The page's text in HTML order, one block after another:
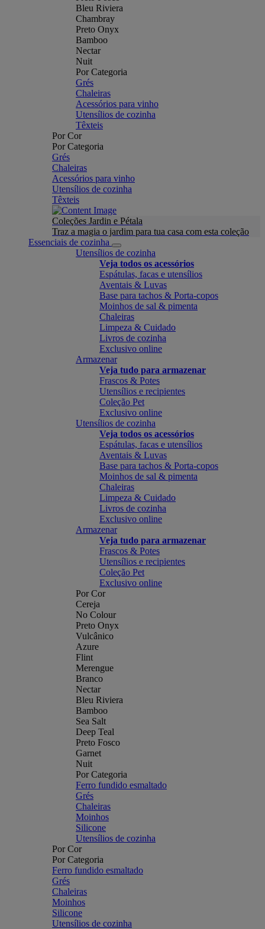
Bleu Riviera
Chambray
Preto Onyx
Bamboo
Nectar
Nuit
Por Categoria
Grés
Chaleiras
Acessórios para vinho
Utensílios de cozinha
Têxteis
Por Cor
Por Categoria
Grés
Chaleiras
Acessórios para vinho
Utensílios de cozinha
Têxteis
Coleções Jardin e Pétala
Traz a magia o jardim para tua casa com esta coleção
Essenciais de cozinha
Utensílios de cozinha
Veja todos os acessórios
Espátulas, facas e utensílios
Aventais & Luvas
Base para tachos & Porta-copos
Moinhos de sal & pimenta
Chaleiras
Limpeza & Cuidado
Livros de cozinha
Exclusivo online
Armazenar
Veja tudo para armazenar
Frascos & Potes
Utensílios e recipientes
Coleção Pet
Exclusivo online
Utensílios de cozinha
Veja todos os acessórios
Espátulas, facas e utensílios
Aventais & Luvas
Base para tachos & Porta-copos
Moinhos de sal & pimenta
Chaleiras
Limpeza & Cuidado
Livros de cozinha
Exclusivo online
Armazenar
Veja tudo para armazenar
Frascos & Potes
Utensílios e recipientes
Coleção Pet
Exclusivo online
Por Cor
Cereja
No Colour
Preto Onyx
Vulcânico
Azure
Flint
Merengue
Branco
Nectar
Bleu Riviera
Bamboo
Sea Salt
Deep Teal
Preto Fosco
Garnet
Nuit
Por Categoria
Ferro fundido esmaltado
Grés
Chaleiras
Moinhos
Silicone
Utensílios de cozinha
Por Cor
Por Categoria
Ferro fundido esmaltado
Grés
Chaleiras
Moinhos
Silicone
Utensílios de cozinha